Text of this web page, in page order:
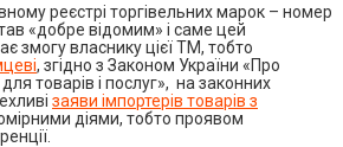
реєстрі торгівельних марок – номер
«добре відомим» і саме цей
змогу власнику цієї ТМ, тобто
, згідно з Законом України «Про
товарів і послуг», на законних
заяви імпортерів товарів з
діями, тобто проявом